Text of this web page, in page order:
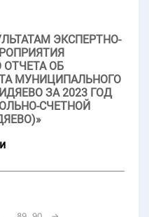
ЭКСПЕРТНО-
ОТЧЕТА ОБ
МУНИЦИПАЛЬНОГО
ЗА 2023 ГОД
СЧЕТНОЙ